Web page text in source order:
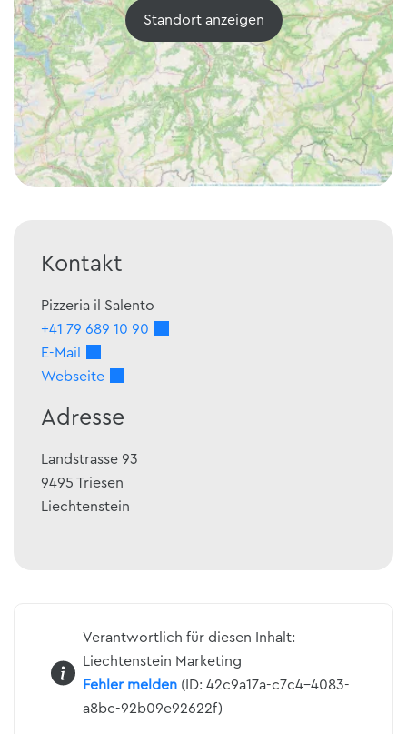
Standort anzeigen
Kontakt
Pizzeria il Salento
+41 79 689 10 90
E-Mail
Webseite
Adresse
Landstrasse 93
9495 Triesen
Liechtenstein
Verantwortlich für diesen Inhalt:
Liechtenstein Marketing
Fehler melden(ID: 42c9a17a-c7c4-4083-
a8bc-92b09e92622f)